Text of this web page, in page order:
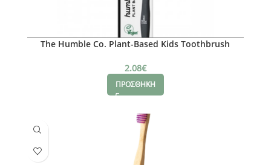
The Humble Co. Plant-Based Kids Toothbrush
2.08€
ΠΡΟΣΘΗΚΗ